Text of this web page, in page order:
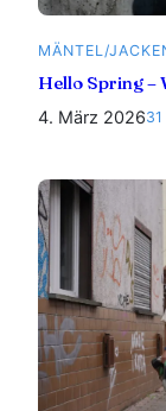
MÄNTEL/
Hello Spring –
4. März 2026